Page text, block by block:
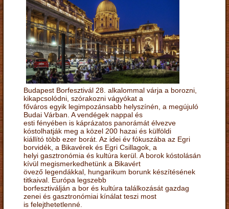
Budapest Borfesztivál 28. alkalommal várja a borozni,
kikapcsolódni, szórakozni vágyókat a
főváros egyik legimpozánsabb helyszínén, a megújuló
Budai Várban. A vendégek nappal és
esti fényében is káprázatos panorámát élvezve
kóstolhatják meg a közel 200 hazai és külföldi
kiállító több ezer borát. Az idei év fókuszába az Egri
borvidék, a Bikavérek és Egri Csillagok, a
helyi gasztronómia és kultúra kerül. A borok kóstolásán
kívül megismerkedhetünk a Bikavért
övező legendákkal, hungarikum borunk készítésének
titkaival. Európa legszebb
borfesztiválján a bor és kultúra találkozását gazdag
zenei és gasztronómiai kínálat teszi most
is felejthetetlenné.